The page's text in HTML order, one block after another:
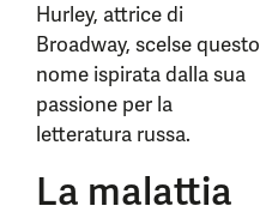
Hurley, attrice di
Broadway, scelse questo
nome ispirata dalla sua
passione per la
letteratura russa.
La malattia